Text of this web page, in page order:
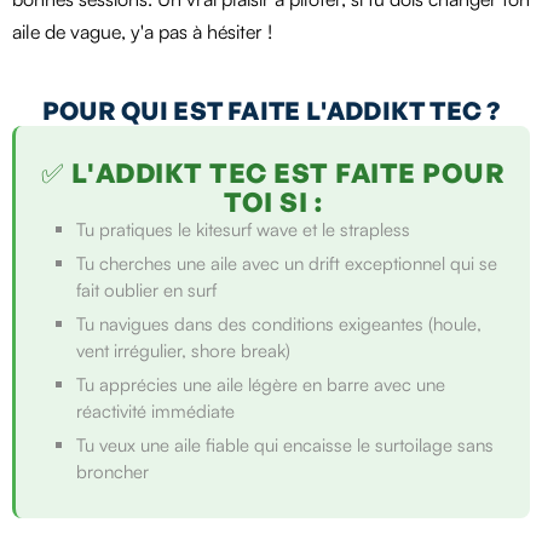
aile de vague, y'a pas à hésiter !
POUR QUI EST FAITE L'ADDIKT TEC ?
✅ L'ADDIKT TEC EST FAITE POUR
TOI SI :
Tu pratiques le kitesurf wave et le strapless
Tu cherches une aile avec un drift exceptionnel qui se
fait oublier en surf
Tu navigues dans des conditions exigeantes (houle,
vent irrégulier, shore break)
Tu apprécies une aile légère en barre avec une
réactivité immédiate
Tu veux une aile fiable qui encaisse le surtoilage sans
broncher